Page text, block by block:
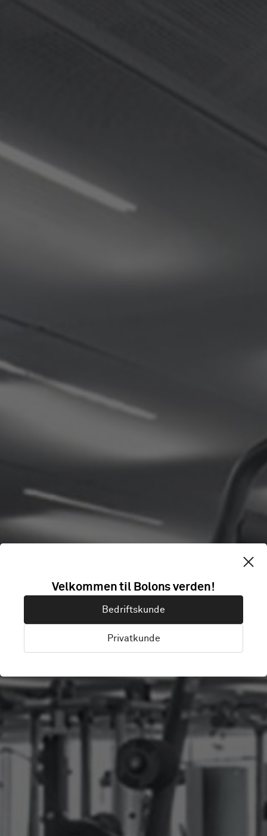
ZWYN URBAN
GYM
Velkommen til Bolons verden!
Bedriftskunde
Privatkunde